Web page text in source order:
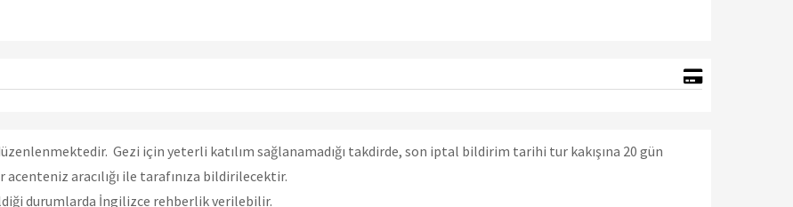
Gezi için yeterli katılım sağlanamadığı takdirde, son iptal bildirim tarihi tur kakışına 20 gün
aracılığı ile tarafınıza bildirilecektir.
durumlarda İngilizce rehberlik verilebilir.